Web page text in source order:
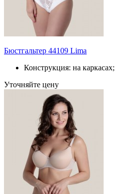
Бюстгальтер 44109 Lima
Конструкция: на каркасах;
Уточняйте цену